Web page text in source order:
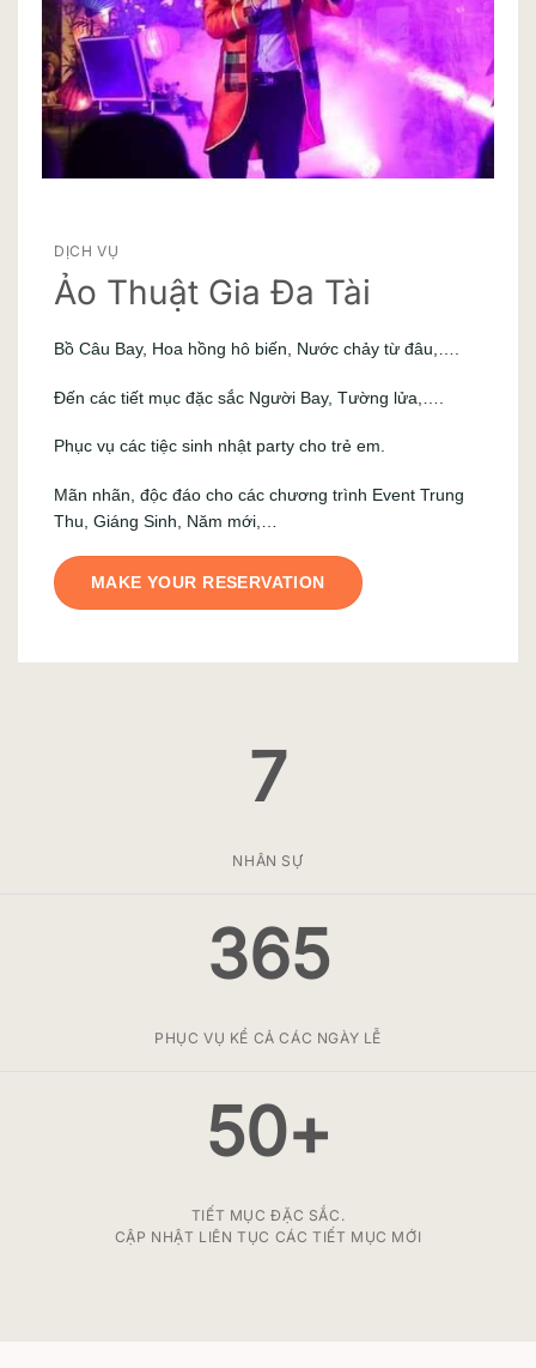
DỊCH VỤ
Ảo Thuật Gia Đa Tài
Bồ Câu Bay, Hoa hồng hô biến, Nước chảy từ đâu,….
Đến các tiết mục đặc sắc Người Bay, Tường lửa,….
Phục vụ các tiệc sinh nhật party cho trẻ em.
Mãn nhãn, độc đáo cho các chương trình Event Trung
Thu, Giáng Sinh, Năm mới,…
MAKE YOUR RESERVATION
7
NHÂN SỰ
365
PHỤC VỤ KỂ CẢ CÁC NGÀY LỄ
50+
TIẾT MỤC ĐẶC SẮC.
CẬP NHẬT LIÊN TỤC CÁC TIẾT MỤC MỚI